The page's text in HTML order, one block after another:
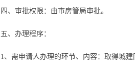
四、审批权限：由市房管局审批。
五、办理程序：
1、需申请人办理的环节、内容：取得城